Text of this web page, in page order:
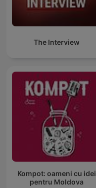
The Interview
Kompot: oameni cu idei
pentru Moldova